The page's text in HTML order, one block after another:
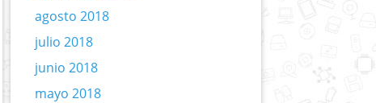
agosto 2018
julio 2018
junio 2018
mayo 2018